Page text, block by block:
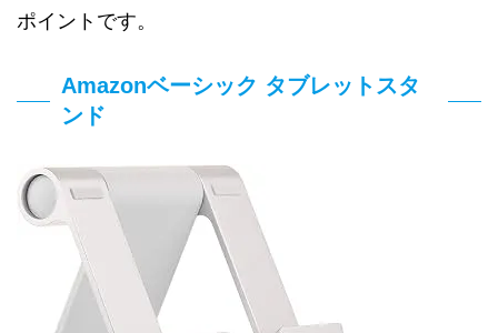
ポイントです。
Amazonベーシック タブレットスタ
ンド